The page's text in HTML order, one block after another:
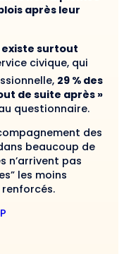
après leur
existe surtout
civique, qui
29 % des
de suite après »
questionnaire.
des
beaucoup de
n’arrivent pas
les moins